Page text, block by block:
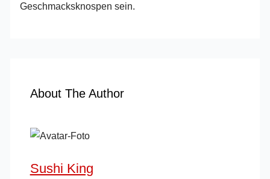
Geschmacksknospen sein.
About The Author
Sushi King